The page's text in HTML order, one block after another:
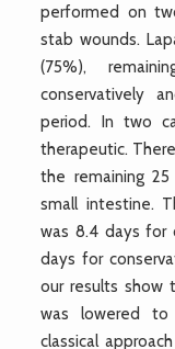
performed on
stab wounds.
(75%),
conservatively
period. In two
therapeutic.
the remaining
small intestine.
was 8.4 days for
days for
our results show
was lowered to
classical